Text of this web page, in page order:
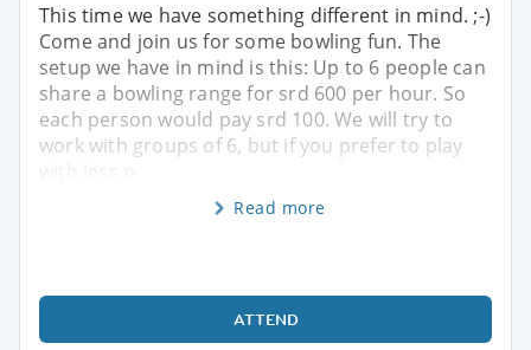
This time we have something different in mind. ;-)
Come and join us for some bowling fun. The
setup we have in mind is this: Up to 6 people can
share a bowling range for srd 600 per hour. So
each person would pay srd 100. We will try to
work with groups of 6, but if you prefer to play
Read more
ATTEND